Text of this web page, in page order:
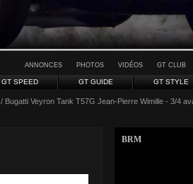
ANNONCES PHOTOS VIDÉOS GT CLUB
GT SPEED GT GUIDE GT STYLE
/ Bugatti Veyron Tank T57G Jean-Pierre Wimille - 3/4
BRM